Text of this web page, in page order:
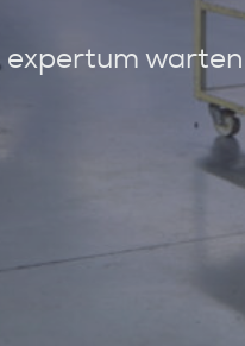
expertum